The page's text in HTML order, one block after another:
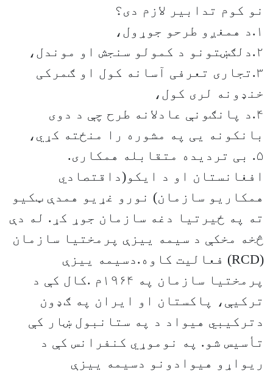
نو کوم تدابیر لازم دی؟
۱.د همغږو طرحو جوړول،
۲.دلګښتونو د کمولو سنجش او موندل،
۳.تجاری تعرفی آسانه کول او ګمرکی
خنډونه لری کول،
۴.د پانګونې عادلانه طرح چې د دوی
بانکونه یی په مشوره را منځته کړي،
۵. بی تردیده متقابله همکاری.
افغانستان او د ایکو(داقتصادي
همکاريو سازمان) نورو غړیو همدې ټکیو
ته په ځیرتیا دغه سازمان جوړ کړ. له دې
څخه مخکې د سيمه ييزې پرمختيا سازمان
(RCD) فعاليت کاوه.دسيمه ييزې
پرمختيا سازمان په ۱۹۶۴م .کال کې د
ترکيې، پاکستان او ايران په ګډون
دترکيبي هيواد د په ستانبول ښار کې
تأسيس شو. په نوموړي کنفرانس کې د
ريواړو هيوادونو دسيمه ييزې